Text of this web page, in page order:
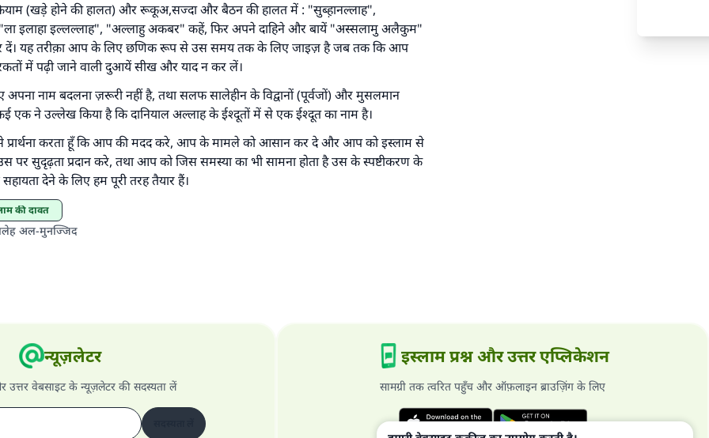
(खड़े होने की हालत) और रूकूअ,सज्दा और बैठन की हालत में : "सुब्ह़ानल्लाह",
"ला इलाहा इल्लल्लाह", "अल्लाहु अकबर" कहें, फिर अपने दाहिने और बायें "अस्सलामु अलैकुम"
दें। यह तरीक़ा आप के लिए छणिक रूप से उस समय तक के लिए जाइज़ है जब तक कि आप
में पढ़ी जाने वाली दुआयें सीख और याद न कर लें।
नाम बदलना ज़रूरी नहीं है, तथा सलफ सालेहीन के विद्वानों (पूर्वजों) और मुसलमान
एक ने उल्लेख किया है कि दानियाल अल्लाह के ईश्दूतों में से एक ईश्दूत का नाम है।
करता हूँ कि आप की मदद करे, आप के मामले को आसान कर दे और आप को इस्लाम से
पर सुदृढ़ता प्रदान करे, तथा आप को जिस समस्या का भी सामना होता है उस के स्पष्टीकरण के
देने के लिए हम पूरी तरह तैयार हैं।
की दावत
अल-मुनज्जिद
न्यूज़लेटर
उत्तर वेबसाइट के न्यूज़लेटर की सदस्यता लें
इस्लाम प्रश्न और उत्तर एप्लिकेशन
सामग्री तक त्वरित पहुँच और ऑफ़लाइन ब्राउज़िंग के लिए
(मुस्लिम : 1893).
योगदान करें